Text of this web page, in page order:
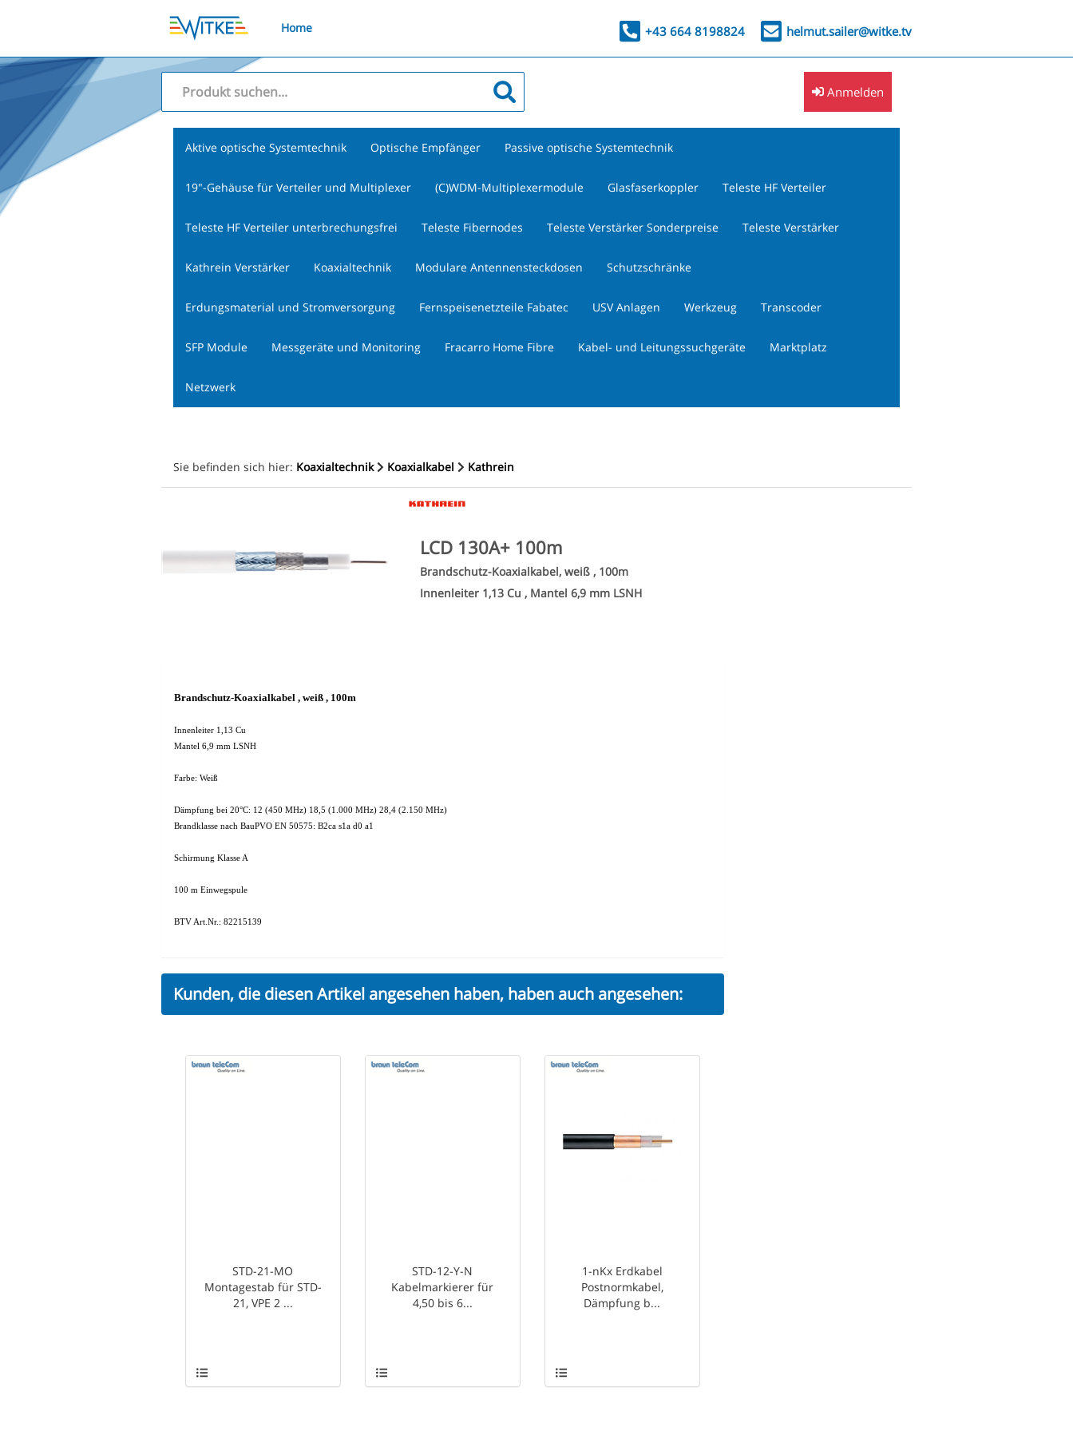
+43 664 8198824 helmut.sailer@witke.tv
Home
Anmelden
Aktive optische Systemtechnik Optische Empfänger Passive optische Systemtechnik
19"-Gehäuse für Verteiler und Multiplexer (C)WDM-Multiplexermodule Glasfaserkoppler Teleste HF Verteiler
Teleste HF Verteiler unterbrechungsfrei Teleste Fibernodes Teleste Verstärker Sonderpreise Teleste Verstärker
Kathrein Verstärker Koaxialtechnik Modulare Antennensteckdosen Schutzschränke
Erdungsmaterial und Stromversorgung Fernspeisenetzteile Fabatec USV Anlagen Werkzeug Transcoder
SFP Module Messgeräte und Monitoring Fracarro Home Fibre Kabel- und Leitungssuchgeräte Marktplatz
Netzwerk
Sie befinden sich hier: Koaxialtechnik Koaxialkabel Kathrein
LCD 130A+ 100m
Brandschutz-Koaxialkabel, weiß , 100m
Innenleiter 1,13 Cu , Mantel 6,9 mm LSNH
Brandschutz-Koaxialkabel , weiß , 100m
Innenleiter 1,13 Cu
Mantel 6,9 mm LSNH
Farbe: Weiß
Dämpfung bei 20°C: 12 (450 MHz) 18,5 (1.000 MHz) 28,4 (2.150 MHz)
Brandklasse nach BauPVO EN 50575: B2ca s1a d0 a1
Schirmung Klasse A
100 m Einwegspule
BTV Art.Nr.: 82215139
Kunden, die diesen Artikel angesehen haben, haben auch angesehen:
STD-21-MO
Montagestab für STD-
21, VPE 2 ...
STD-12-Y-N
Kabelmarkierer für
4,50 bis 6...
1-nKx Erdkabel
Postnormkabel,
Dämpfung b...